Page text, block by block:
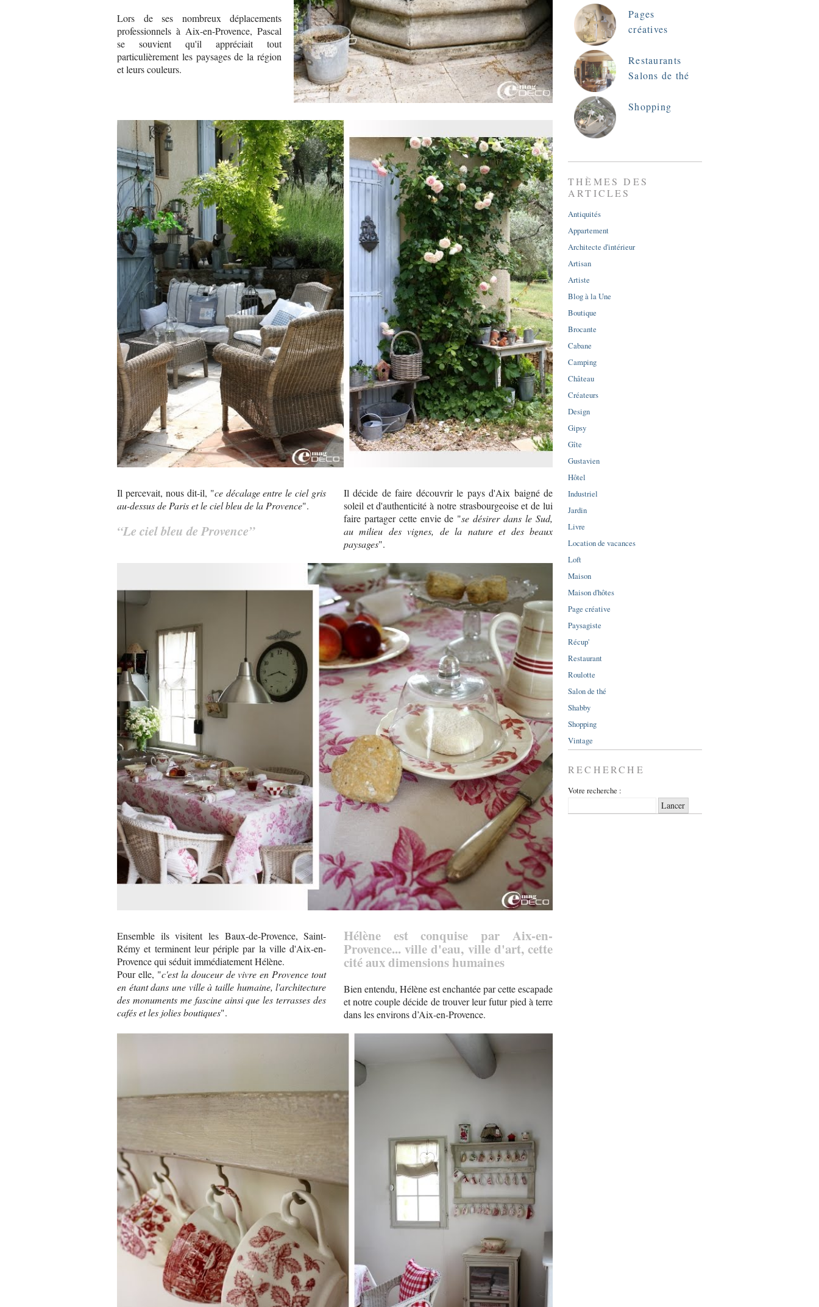
Lors de ses nombreux déplacements
professionnels à Aix-en-Provence, Pascal
se souvient qu'il appréciait tout
particulièrement les paysages de la région
et leurs couleurs.
Il percevait, nous dit-il, "ce décalage entre le ciel gris
au-dessus de Paris et le ciel bleu de la Provence".
“Le ciel bleu de Provence”
Il décide de faire découvrir le pays d'Aix baigné de
soleil et d'authenticité à notre strasbourgeoise et de lui
faire partager cette envie de "se désirer dans le Sud,
au milieu des vignes, de la nature et des beaux
paysages".
Ensemble ils visitent les Baux-de-Provence, Saint-
Rémy et terminent leur périple par la ville d'Aix-en-
Provence qui séduit immédiatement Hélène.
Pour elle, "c'est la douceur de vivre en Provence tout
en étant dans une ville à taille humaine, l'architecture
des monuments me fascine ainsi que les terrasses des
cafés et les jolies boutiques".
Hélène est conquise par Aix-en-
Provence... ville d'eau, ville d'art, cette
cité aux dimensions humaines
Bien entendu, Hélène est enchantée par cette escapade
et notre couple décide de trouver leur futur pied à terre
dans les environs d’Aix-en-Provence.
Pages
créatives
Restaurants
Salons de thé
Shopping
THÈMES DES
ARTICLES
Antiquités
Appartement
Architecte d'intérieur
Artisan
Artiste
Blog à la Une
Boutique
Brocante
Cabane
Camping
Château
Créateurs
Design
Gipsy
Gîte
Gustavien
Hôtel
Industriel
Jardin
Livre
Location de vacances
Loft
Maison
Maison d'hôtes
Page créative
Paysagiste
Récup'
Restaurant
Roulotte
Salon de thé
Shabby
Shopping
Vintage
RECHERCHE
Votre recherche :